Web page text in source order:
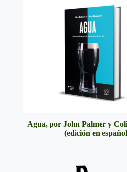
Agua, por John Palmer y
(edición en